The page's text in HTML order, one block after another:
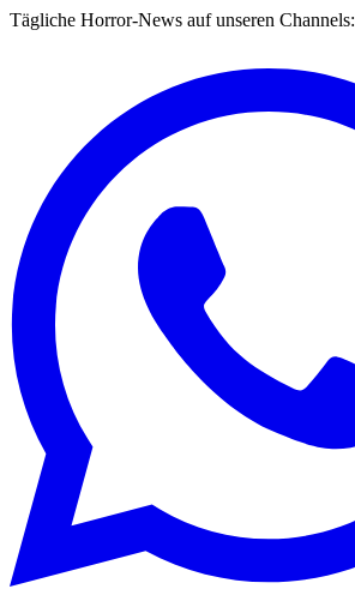
Tägliche Horror-News auf unseren Channels: